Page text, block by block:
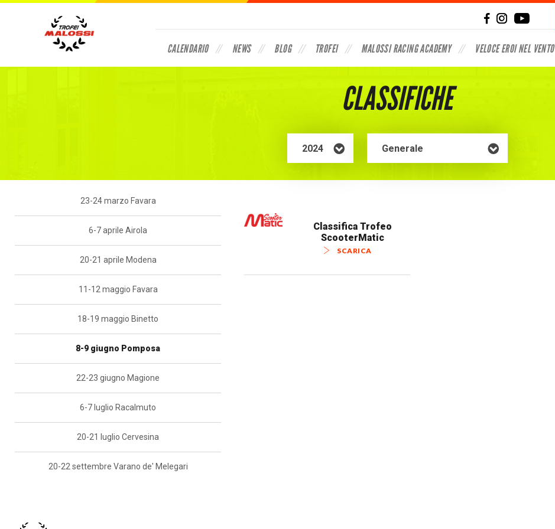
CALENDARIO NEWS BLOG TROFEI MALOSSI RACING ACADEMY VELOCE EROI NEL VENTO
CLASSIFICHE
23-24 marzo Favara
6-7 aprile Airola
20-21 aprile Modena
11-12 maggio Favara
18-19 maggio Binetto
8-9 giugno Pomposa
22-23 giugno Magione
6-7 luglio Racalmuto
20-21 luglio Cervesina
20-22 settembre Varano de' Melegari
Classifica Trofeo
ScooterMatic
SCARICA